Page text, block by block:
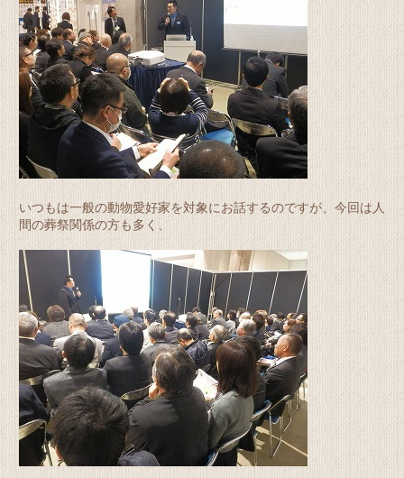
いつもは一般の動物愛好家を対象にお話するのですが、今回は人
間の葬祭関係の方も多く、